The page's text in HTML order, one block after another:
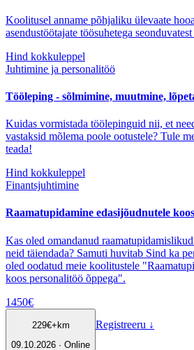
Koolitusel anname põhjaliku ülevaate
asendustöötajate töösuhetega
Hind kokkuleppel
Juhtimine ja personalitöö
Tööleping - sõlmimine, muutmine,
Kuidas vormistada töölepinguid nii, et
vastaksid mõlema poole ootustele? Tule
teada!
Hind kokkuleppel
Finantsjuhtimine
Raamatupidamine edasijõudnutele
Kas oled omandanud
neid täiendada? Samuti huvitab Sind ka
oled oodatud meie koolitustele
koos personalitöö õppega".
1450€
229€+km
09.10.2026 · Online
Registreeru ↓